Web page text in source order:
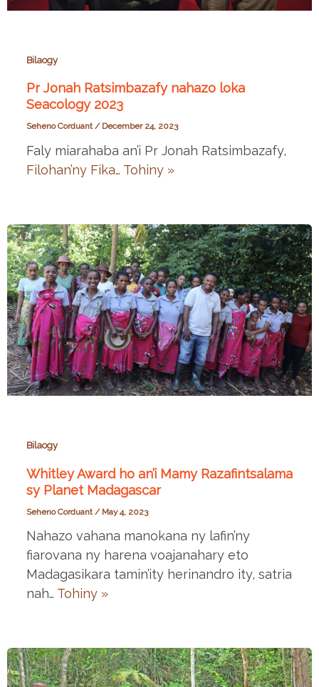
Bilaogy
Pr Jonah Ratsimbazafy nahazo loka
Seacology 2023
Seheno Corduant/ December 24, 2023
Faly miarahaba an’i Pr Jonah Ratsimbazafy,
Filohan’ny Fika… Tohiny »
Bilaogy
Whitley Award ho an’i Mamy Razafintsalama
sy Planet Madagascar
Seheno Corduant / May 4, 2023
Nahazo vahana manokana ny lafin’ny
fiarovana ny harena voajanahary eto
Madagasikara tamin’ity herinandro ity, satria
nah… Tohiny »